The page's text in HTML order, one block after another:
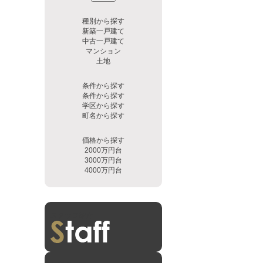
種別から探す
新築一戸建て
中古一戸建て
マンション
土地
条件から探す
条件から探す
学区から探す
町名から探す
価格から探す
2000万円台
3000万円台
4000万円台